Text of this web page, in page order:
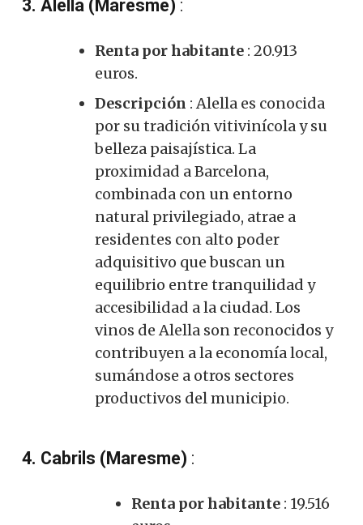
3. Alella (Maresme) :
Renta por habitante : 20.913
euros.
Descripción : Alella es conocida
por su tradición vitivinícola y su
belleza paisajística. La
proximidad a Barcelona, ​​
combinada con un entorno
natural privilegiado, atrae a
residentes con alto poder
adquisitivo que buscan un
equilibrio entre tranquilidad y
accesibilidad a la ciudad. Los
vinos de Alella son reconocidos y
contribuyen a la economía local,
sumándose a otros sectores
productivos del municipio.
4. Cabrils (Maresme) :
Renta por habitante : 19.516